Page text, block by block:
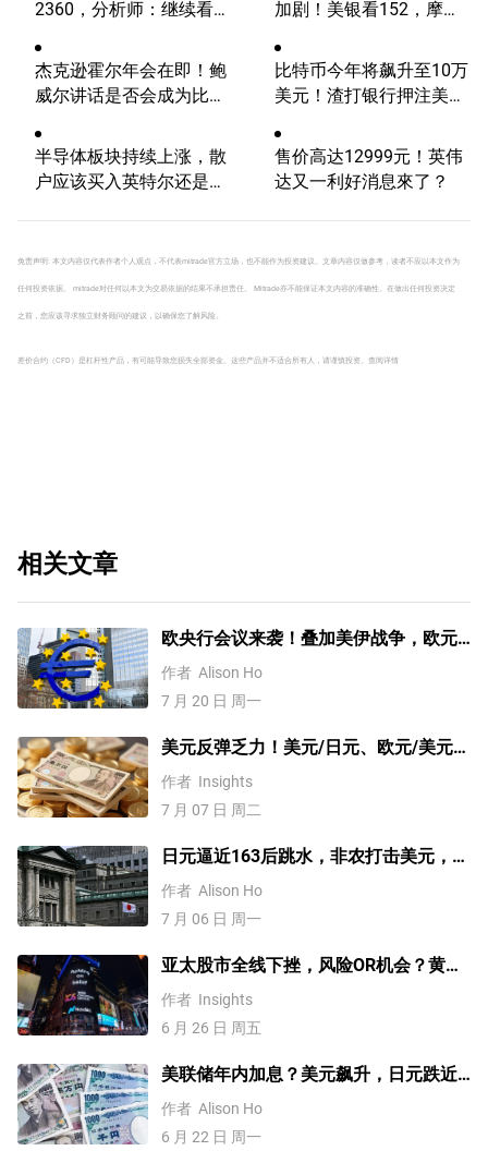
2360，分析师：继续看
加剧！美银看152，摩根
杰克逊霍尔年会在即！鲍
威尔讲话是否会成为比特
比特币今年将飙升至10万
美元！渣打银行押注美国
半导体板块持续上涨，散
户应该买入英特尔还是
售价高达12999元！英伟
达又一利好消息來了？
免责声明: 本文内容仅代表作者个人观点，不代表mitrade官方立场，也不能作为投资建议。文章内容仅做参考，读者不应以本文作为
任何投资依据。 mitrade对任何以本文为交易依据的结果不承担责任。 Mitrade亦不能保证本文内容的准确性。在做出任何投资决定
之前，您应该寻求独立财务顾问的建议，以确保您了解风险。
差价合约（CFD）是杠杆性产品，有可能导致您损失全部资金。这些产品并不适合所有人，请谨慎投资。 查阅详情
相关文章
欧央行会议来袭！叠加美伊战争，欧元
何去何从？【外汇周报】
作者 Alison Ho
7 月 20 日 周一
美元反弹乏力！美元/日元、欧元/美元、
澳元/美元、黄金技术分析
作者 Insights
7 月 07 日 周二
日元逼近163后跳水，非农打击美元，未
来走势如何？【外汇周报】
作者 Alison Ho
7 月 06 日 周一
亚太股市全线下挫，风险OR机会？黄
金、美元、澳元/美元、纳指100技术分
析
作者 Insights
6 月 26 日 周五
美联储年内加息？美元飙升，日元跌近
162【外汇周报】
作者 Alison Ho
6 月 22 日 周一